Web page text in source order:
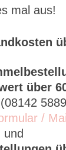
mal aus!
über
/
und